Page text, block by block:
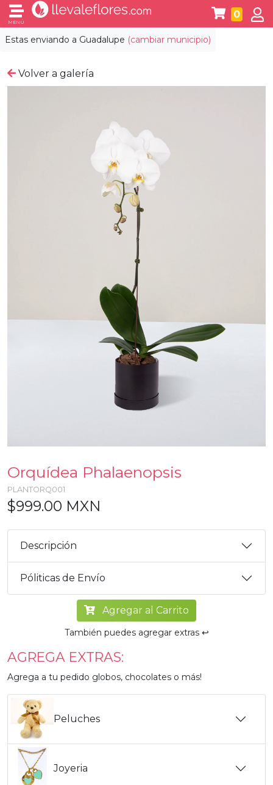
Estas enviando a Guadalupe (cambiar municipio)
MENÚ
0
Volver a galería
Orquídea Phalaenopsis
PLANTORQ001
$999.00 MXN
Descripción
Póliticas de Envío
Agregar al Carrito
También puedes agregar extras ↩️
AGREGA EXTRAS:
Agrega a tu pedido globos, chocolates o más!
Peluches
Joyeria